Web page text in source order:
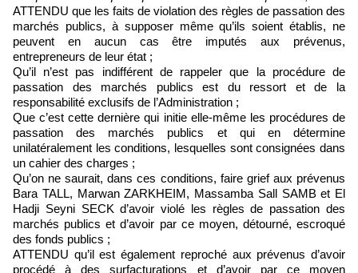
ATTENDU que les faits de violation des règles de passation des
marchés publics, à supposer même qu’ils soient établis, ne
peuvent en aucun cas être imputés aux prévenus,
entrepreneurs de leur état ;
Qu’il n’est pas indifférent de rappeler que la procédure de
passation des marchés publics est du ressort et de la
responsabilité exclusifs de l’Administration ;
Que c’est cette dernière qui initie elle-même les procédures de
passation des marchés publics et qui en détermine
unilatéralement les conditions, lesquelles sont consignées dans
un cahier des charges ;
Qu’on ne saurait, dans ces conditions, faire grief aux prévenus
Bara TALL, Marwan ZARKHEIM, Massamba Sall SAMB et El
Hadji Seyni SECK d’avoir violé les règles de passation des
marchés publics et d’avoir par ce moyen, détourné, escroqué
des fonds publics ;
ATTENDU qu’il est également reproché aux prévenus d’avoir
procédé à des surfacturations et d’avoir par ce moyen